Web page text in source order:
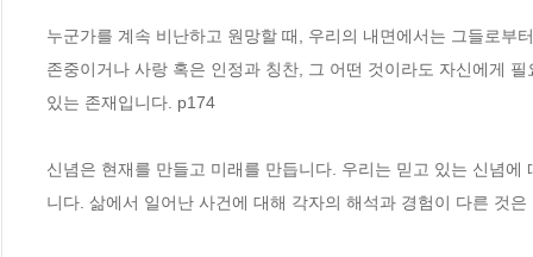
누군가를 계속 비난하고 원망할 때, 우리의 내면에서는 그들로부
존중이거나 사랑 혹은 인정과 칭찬, 그 어떤 것이라도 자신에게
있는 존재입니다. p174
신념은 현재를 만들고 미래를 만듭니다. 우리는 믿고 있는 신념
니다. 삶에서 일어난 사건에 대해 각자의 해석과 경험이 다른 것